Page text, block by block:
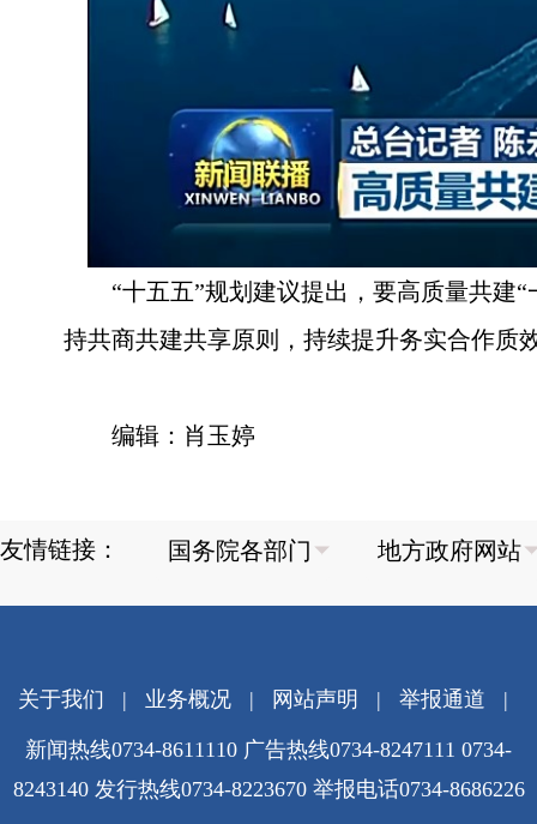
“十五五”规划建议提出，要高质量共建
持共商共建共享原则，持续提升务实合作质
编辑：肖玉婷
友情链接：
关于我们 | 业务概况| 网站声明 | 举报通道 |
新闻热线0734-8611110 广告热线0734-8247111 0734-
8243140 发行热线0734-8223670 举报电话0734-8686226